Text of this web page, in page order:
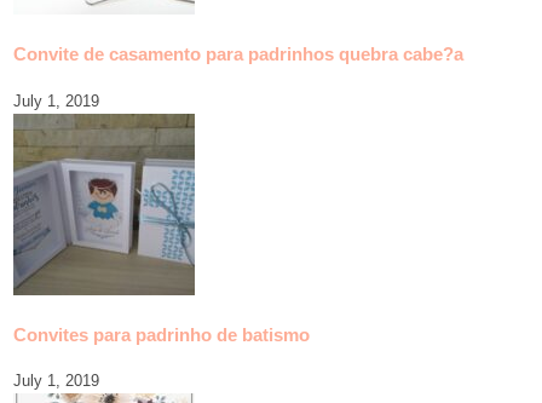
Convite de casamento para padrinhos quebra cabe?a
July 1, 2019
Convites para padrinho de batismo
July 1, 2019